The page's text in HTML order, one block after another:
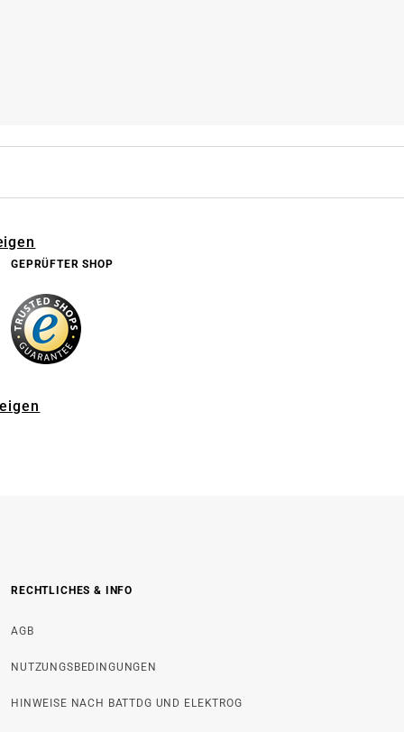
GEPRÜFTER SHOP
RECHTLICHES & INFO
AGB
NUTZUNGSBEDINGUNGEN
HINWEISE NACH BATTDG UND ELEKTROG